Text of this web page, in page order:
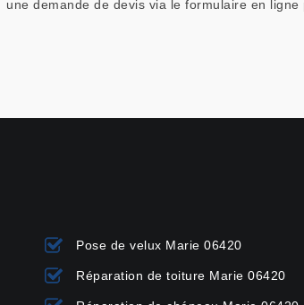
une demande de devis via le formulaire en
Pose de velux Marie 06420
Réparation de toiture Marie 06420